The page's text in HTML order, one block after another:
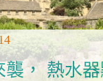
襲， 熱水